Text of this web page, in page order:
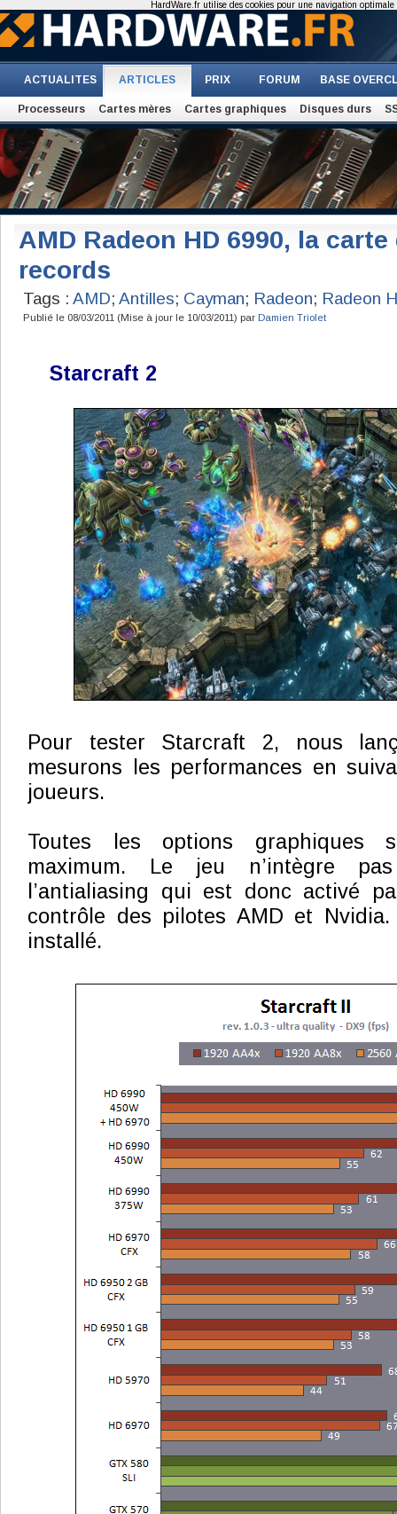
ACTUALITES ARTICLES PRIX FORUM BASE
Processeurs Cartes mères Cartes graphiques Disques durs
AMD Radeon HD 6990, la
records
Tags : AMD; Antilles; Cayman; Radeon; Radeon
Publié le 08/03/2011 (Mise à jour le 10/03/2011) par Damien Triolet
Starcraft 2
Pour tester Starcraft 2, nous
mesurons les performances en
joueurs.
Toutes les options graphiques
maximum. Le jeu n’intègre
l’antialiasing qui est donc activé
contrôle des pilotes AMD et
installé.
HardWare.fr utilise des cookies pour une navigation